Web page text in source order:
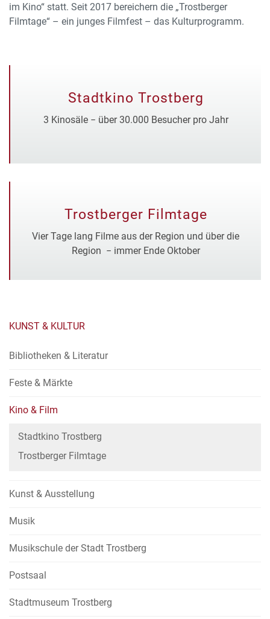
KUNST & KULTUR
Bibliotheken & Literatur
Feste & Märkte
Kino & Film
Stadtkino Trostberg
Trostberger Filmtage
Kunst & Ausstellung
Musik
Musikschule der Stadt Trostberg
Postsaal
Stadtmuseum Trostberg
im Kino“ statt. Seit 2017 bereichern die „Trostberger
Filmtage“ – ein junges Filmfest – das Kulturprogramm.
Stadtkino Trostberg
3 Kinosäle − über 30.000 Besucher pro Jahr
Trostberger Filmtage
Vier Tage lang Filme aus der Region und über die
Region − immer Ende Oktober